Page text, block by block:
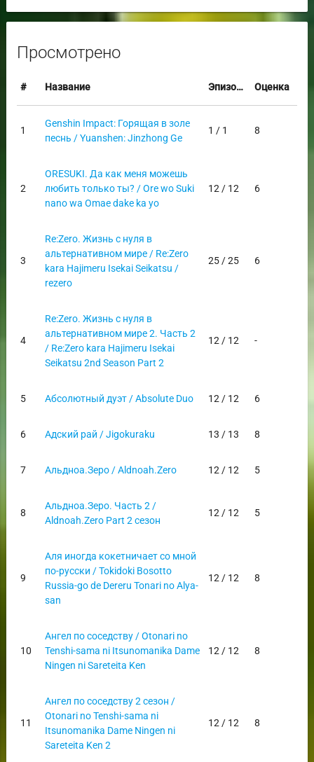
Просмотрено
# Название Эпизоды Оценка
1
Genshin Impact: Горящая в золе
песнь / Yuanshen: Jinzhong Ge
1 / 1 8
2
ORESUKI. Да как меня можешь
любить только ты? / Ore wo Suki
nano wa Omae dake ka yo
12 / 12 6
3
Re:Zero. Жизнь с нуля в
альтернативном мире / Re:Zero
kara Hajimeru Isekai Seikatsu /
rezero
25 / 25 6
4
Re:Zero. Жизнь с нуля в
альтернативном мире 2. Часть 2
/ Re:Zero kara Hajimeru Isekai
Seikatsu 2nd Season Part 2
12 / 12 -
5 Абсолютный дуэт / Absolute Duo 12 / 12 6
6 Адский рай / Jigokuraku 13 / 13 8
7 Альдноа.Зеро / Aldnoah.Zero 12 / 12 5
8
Альдноа.Зеро. Часть 2 /
Aldnoah.Zero Part 2 сезон
12 / 12 5
9
Аля иногда кокетничает со мной
по-русски / Tokidoki Bosotto
Russia-go de Dereru Tonari no Alya-
san
12 / 12 8
10
Ангел по соседству / Otonari no
Tenshi-sama ni Itsunomanika Dame
Ningen ni Sareteita Ken
12 / 12 8
11
Ангел по соседству 2 сезон /
Otonari no Tenshi-sama ni
Itsunomanika Dame Ningen ni
Sareteita Ken 2
12 / 12 8